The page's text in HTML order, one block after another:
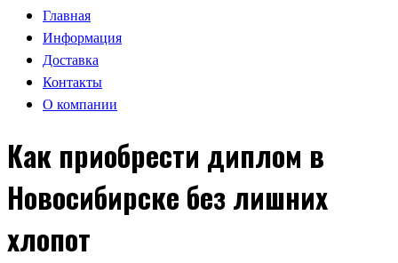
Главная
Информация
Доставка
Контакты
О компании
Как приобрести диплом в
Новосибирске без лишних
хлопот